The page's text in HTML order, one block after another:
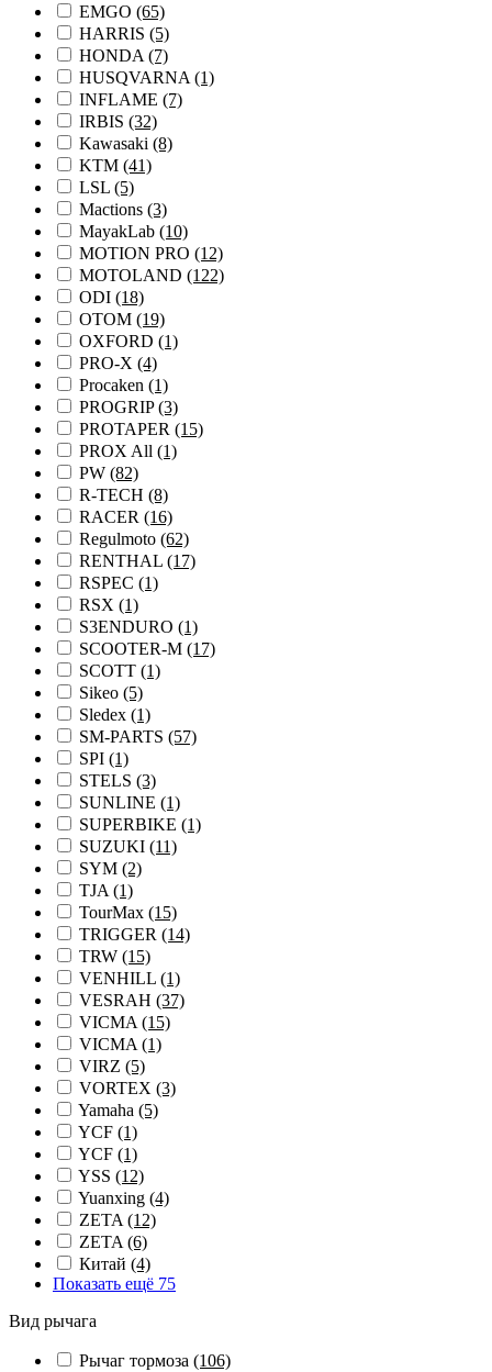
EMGO (65)
HARRIS (5)
HONDA (7)
HUSQVARNA (1)
INFLAME (7)
IRBIS (32)
Kawasaki (8)
KTM (41)
LSL (5)
Mactions (3)
MayakLab (10)
MOTION PRO (12)
MOTOLAND (122)
ODI (18)
OTOM (19)
OXFORD (1)
PRO-X (4)
Procaken (1)
PROGRIP(3)
PROTAPER (15)
PROX All (1)
PW (82)
R-TECH (8)
RACER (16)
Regulmoto (62)
RENTHAL (17)
RSPEC (1)
RSX (1)
S3ENDURO (1)
SCOOTER-M (17)
SCOTT (1)
Sikeo (5)
Sledex (1)
SM-PARTS (57)
SPI (1)
STELS (3)
SUNLINE (1)
SUPERBIKE (1)
SUZUKI (11)
SYM (2)
TJA (1)
TourMax (15)
TRIGGER (14)
TRW (15)
VENHILL (1)
VESRAH (37)
VICMA (15)
VICMA (1)
VIRZ (5)
VORTEX (3)
Yamaha (5)
YCF (1)
YCF (1)
YSS (12)
Yuanxing (4)
ZETA (12)
ZETA (6)
Китай (4)
Показать ещё 75
Вид рычага
Рычаг тормоза (106)